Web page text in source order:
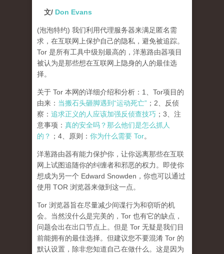
文/ Don Evans
(泡泡特约) 我们利用代理服务器来满足匿名需
求，在互联网上保护自己的隐私，避免被追踪。
Tor 是所有工具中级别最高的，洋葱路由器项目
被认为是那些想在互联网上隐身的人的最佳选
择。
关于 Tor 本网的详细介绍和分析：1、Tor项目的
由来： 当搬石头砸脚遇到“运动死亡” ；2、反侦
察： 追求正义的人应该加强反侦查技巧 ；3、注
意事项： 真的安全吗？那么他们是怎么抓人
的？ ；4、原则： 你为什么需要 Tor。
洋葱路由器有能力保护你，让你远离那些在互联
网上试图追随你的纠缠者和邪恶的权力。即使你
想成为另一个 Edward Snowden，你也可以通过
使用 TOR 浏览器来做到这一点。
Tor 浏览器旨在尽量减少间谍行为和窃听的机
会。当然没什么是完美的，Tor 也有它的缺点，
问题会出在出口节点上。但是 Tor 无疑是我们目
前能拥有的最佳选择。但建议您不要混淆 Tor 的
默认设置，除非您知道自己在做什么。这是因为